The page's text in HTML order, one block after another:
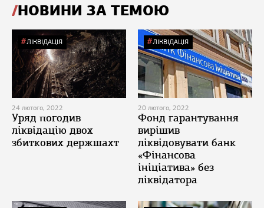
НОВИНИ ЗА ТЕМОЮ
ЛІКВІДАЦІЯ
24 лютого, 2022
Уряд погодив
ліквідацію двох
збиткових держшахт
ЛІКВІДАЦІЯ
20 лютого, 2022
Фонд гарантування
вирішив
ліквідовувати банк
«Фінансова
ініціатива» без
ліквідатора